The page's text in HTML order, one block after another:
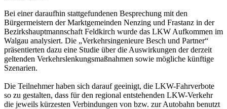
Bei einer daraufhin stattgefundenen Besprechung mit den
Bürgermeistern der Marktgemeinden Nenzing und Frastanz in der
Bezirkshauptmannschaft Feldkirch wurde das LKW Aufkommen im
Walgau analysiert. Die „Verkehrsingenieure Besch und Partner“
präsentierten dazu eine Studie über die Auswirkungen der derzeit
geltenden Verkehrslenkungsmaßnahmen sowie mögliche künftige
Szenarien.
Die Teilnehmer haben sich darauf geeinigt, die LKW-Fahrverbote
so zu gestalten, dass für den regional entstehenden LKW-Verkehr
die jeweils kürzesten Verbindungen von bzw. zur Autobahn benutzt